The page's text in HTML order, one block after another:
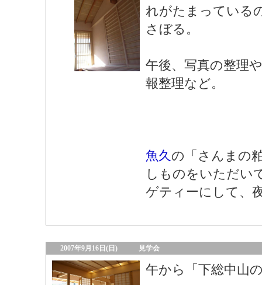
れがたまっている
さぼる。
午後、写真の整理
報整理など。
魚久の「さんまの
しものをいただい
ゲティーにして、
2007年9月16日(日) 見学会
午から「下総中山